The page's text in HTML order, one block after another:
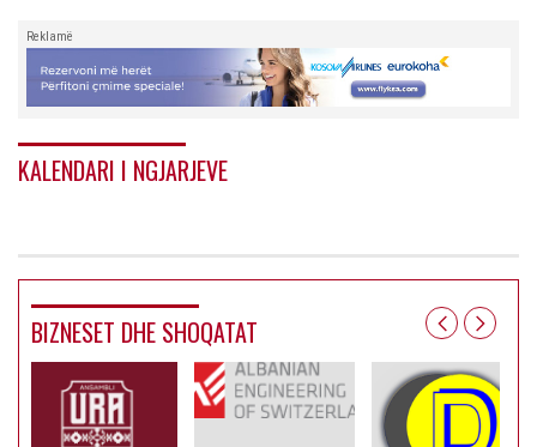
Reklamë
KALENDARI I NGJARJEVE
BIZNESET DHE SHOQATAT